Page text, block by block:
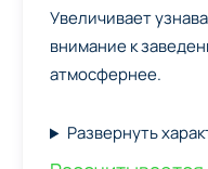
Увеличивает
внимание к
атмосфернее.
Развернуть